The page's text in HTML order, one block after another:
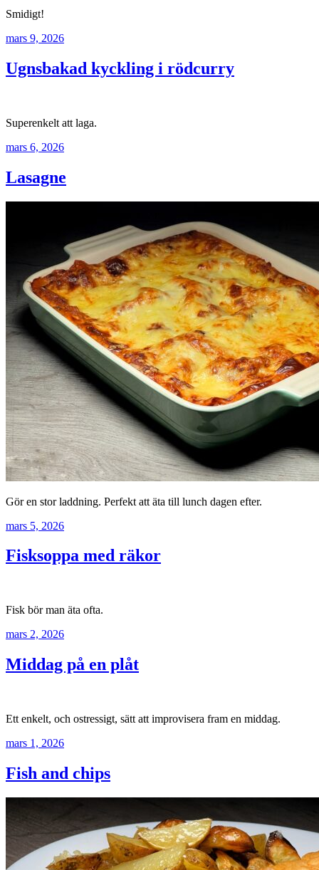
Smidigt!
mars 9, 2026
Ugnsbakad kyckling i rödcurry
Superenkelt att laga.
mars 6, 2026
Lasagne
Gör en stor laddning. Perfekt att äta till lunch dagen efter.
mars 5, 2026
Fisksoppa med räkor
Fisk bör man äta ofta.
mars 2, 2026
Middag på en plåt
Ett enkelt, och ostressigt, sätt att improvisera fram en middag.
mars 1, 2026
Fish and chips